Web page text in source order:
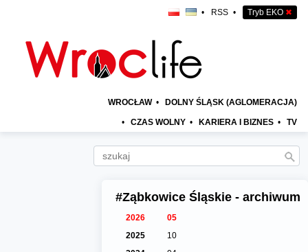
• RSS • Tryb EKO ✖
WROCŁAW • DOLNY ŚLĄSK (AGLOMERACJA)
• CZAS WOLNY • KARIERA I BIZNES • TV
#Ząbkowice Śląskie - archiwum
2026
05
2025
10